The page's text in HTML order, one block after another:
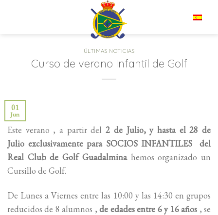
ÚLTIMAS NOTICIAS
Curso de verano Infantil de Golf
01
Jun
Este verano , a partir del2 de Julio, y hasta el 28 de
Julio exclusivamente para SOCIOS INFANTILES del
Real Club de Golf Guadalmina hemos organizado un
Cursillo de Golf.
De Lunes a Viernes entre las 10:00 y las 14:30 en grupos
reducidos de 8 alumnos ,de edades entre 6 y 16 años , se